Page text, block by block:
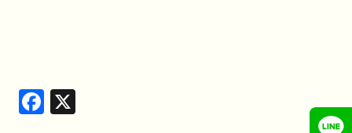
Facebook